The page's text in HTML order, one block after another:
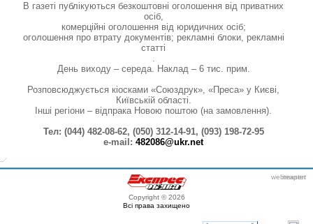
В газеті публікуються безкоштовні оголошення від приватних
осіб,
комерційні оголошення від юридичних осіб;
оголошення про втрату документів; рекламні блоки, рекламні
статті
.
День виходу – середа. Наклад – 6 тис. прим.
Розповсюджується кіосками «Союздрук», «Преса» у Києві,
Київській області.
Інші регіони – відпрака Новою поштою (на замовлення).
Тел: (044) 482-08-62, (050) 312-14-91, (093) 198-72-95
e-mail: 482086@ukr.net
Copyright © 2026
Всі права захищено
webmaster
itexpert